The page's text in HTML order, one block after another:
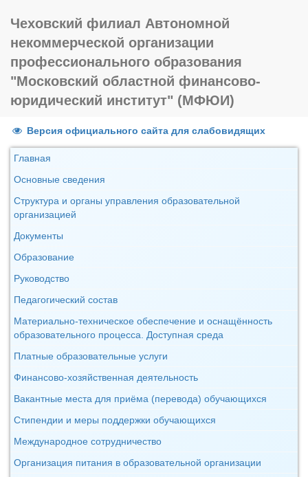
Чеховский филиал Автономной
некоммерческой организации
профессионального образования
"Московский областной финансово-
юридический институт" (МФЮИ)
Версия официального сайта для слабовидящих
Главная
Основные сведения
Структура и органы управления образовательной
организацией
Документы
Образование
Руководство
Педагогический состав
Материально-техническое обеспечение и оснащённость
образовательного процесса. Доступная среда
Платные образовательные услуги
Финансово-хозяйственная деятельность
Вакантные места для приёма (перевода) обучающихся
Стипендии и меры поддержки обучающихся
Международное сотрудничество
Организация питания в образовательной организации